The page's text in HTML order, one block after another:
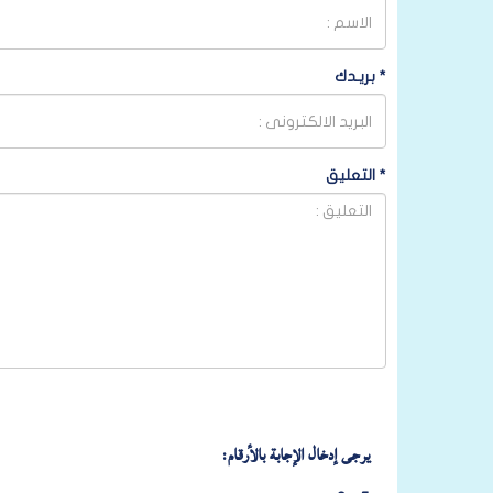
* بريـدك
* التعليق
يرجى إدخال الإجابة بالأرقام: